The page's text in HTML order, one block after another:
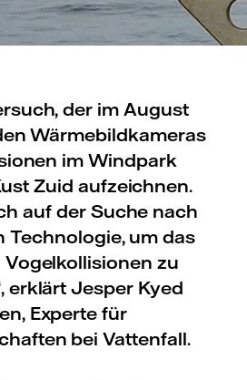
der im August
Wärmebildkameras
im Windpark
Zuid aufzeichnen.
auf der Suche nach
Technologie, um das
Vogelkollisionen zu
erklärt Jesper Kyed
Experte für
bei Vattenfall.